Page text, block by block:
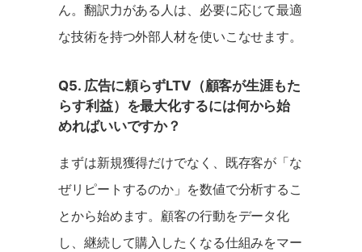
ん。翻訳力がある人は、必要に応じて最適
な技術を持つ外部人材を使いこなせます。
Q5. 広告に頼らずLTV（顧客が生涯もた
らす利益）を最大化するには何から始
めればいいですか？
まずは新規獲得だけでなく、既存客が「な
ぜリピートするのか」を数値で分析するこ
とから始めます。顧客の行動をデータ化
し、継続して購入したくなる仕組みをマー